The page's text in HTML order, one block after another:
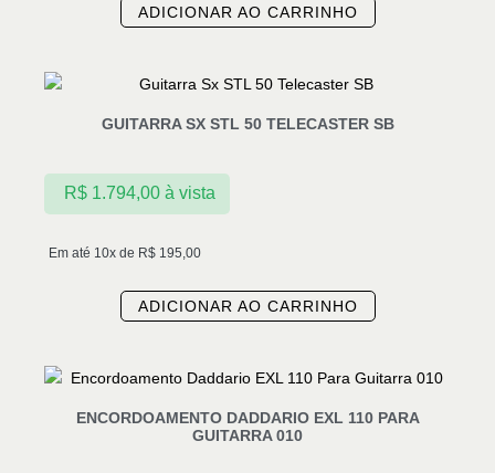
ADICIONAR AO CARRINHO
GUITARRA SX STL 50 TELECASTER SB
Em até 10x de R$ 195,00
R$1.794,00 à vista
ADICIONAR AO CARRINHO
ENCORDOAMENTO DADDARIO EXL 110 PARA
GUITARRA 010